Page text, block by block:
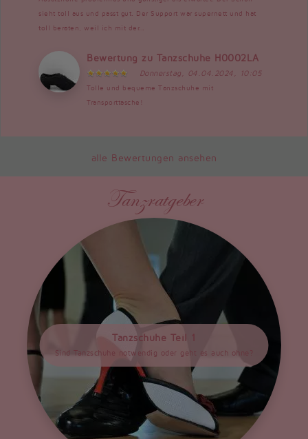
sieht toll aus und passt gut. Der Support war supernett und hat
toll beraten, weil ich mit der...
Bewertung zu Tanzschuhe H0002LA
Donnerstag, 04.04.2024, 10:05
Tolle und bequeme Tanzschuhe mit
Transporttasche!
alle Bewertungen ansehen
Tanzratgeber
Tanzschuhe Teil 1
Sind Tanzschuhe notwendig oder geht es auch ohne?